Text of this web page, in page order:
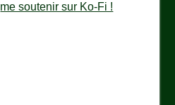
me soutenir sur Ko-Fi !